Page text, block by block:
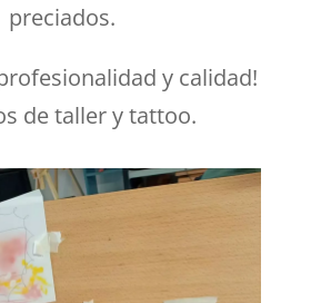
preciados.
y calidad!
de taller y tattoo.